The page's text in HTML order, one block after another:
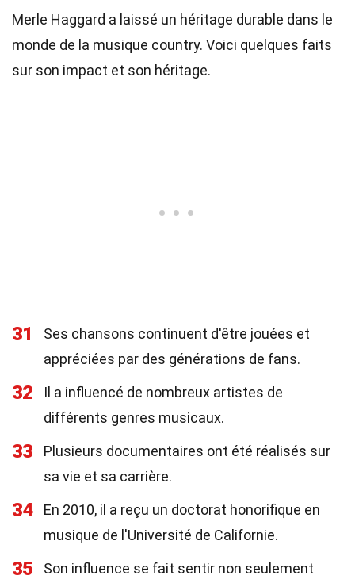
Merle Haggard a laissé un héritage durable dans le
monde de la musique country. Voici quelques faits
sur son impact et son héritage.
31
Ses chansons continuent d'être jouées et
appréciées par des générations de fans.
32
Il a influencé de nombreux artistes de
différents genres musicaux.
33
Plusieurs documentaires ont été réalisés sur
sa vie et sa carrière.
34
En 2010, il a reçu un doctorat honorifique en
musique de l'Université de Californie.
35
Son influence se fait sentir non seulement